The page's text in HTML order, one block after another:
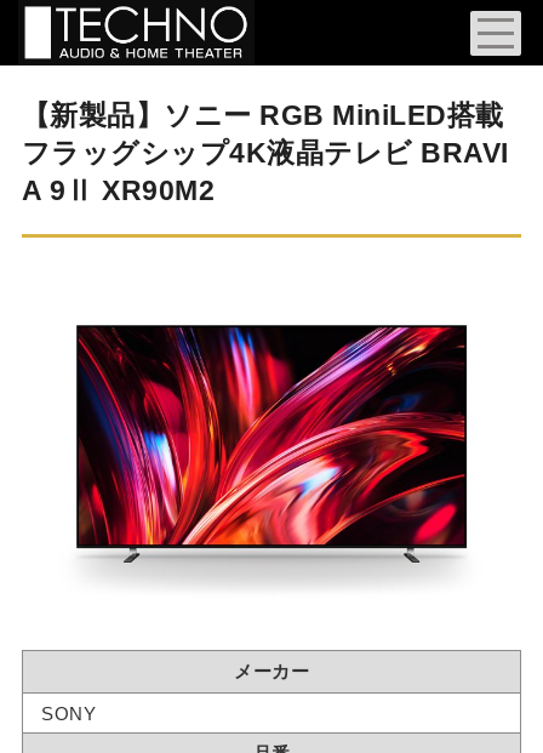
【新製品】ソニー RGB MiniLED搭載
フラッグシップ4K液晶テレビ BRAVI
A 9Ⅱ XR90M2
メーカー
SONY